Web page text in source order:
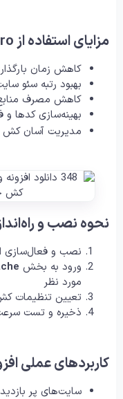
مزایای استفاده از WP Fastest Cache Pro
کاهش زمان
بهبود رتبه سئو
کاهش مصرف
بهینه‌سازی کدها و
مدیریت آسان کش
نحوه نصب و
نصب و فعال‌سازی
ورود به بخش
مورد نظر
تعیین تنظیمات
ذخیره و تست
کاربردهای عملی
سایت‌های پر